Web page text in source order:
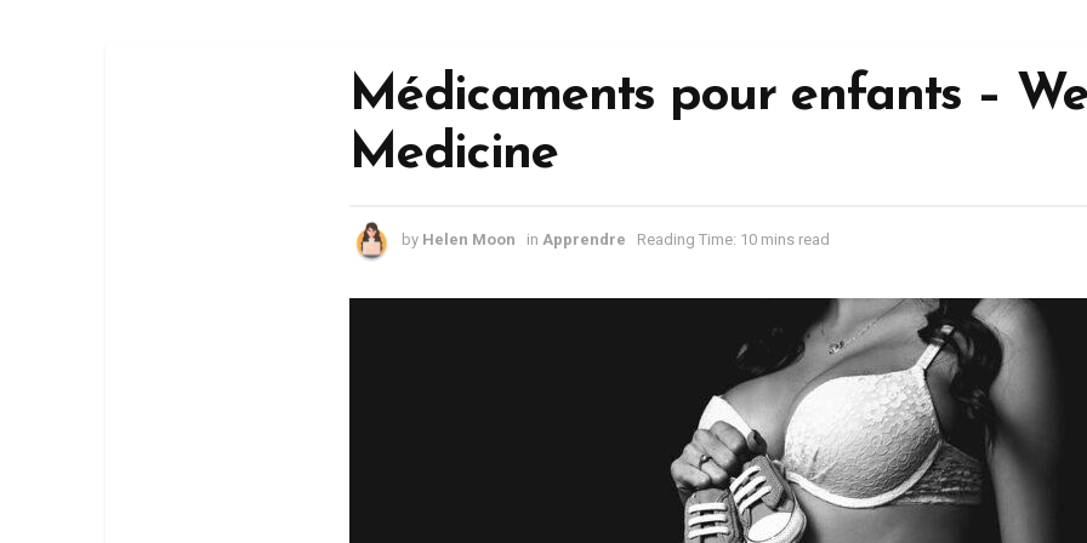
Médicaments pour enfants –
Medicine
by Helen Moon in Apprendre Reading Time: 10 mins read